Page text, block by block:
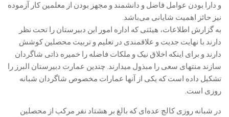
و دارا بودن عوامل فاضل و دانشمند و مجهز بودن از معلمین کار آزموده
نیز حائز اهمیت شایانی می‌باشد.
به گزارش اطلاعات، هیئتی که اداره امور این دبیرستان را تحت نظر
دارند با نهایت جدیت و علاقمندی در تعلیم و تربیت محصلین کوشش
دارند و برای اینکه اخلاق نیک و ملکات فاضله را خمیره ذاتی شاگردان
سازند منتهای سعی را مبذول میدارند. چندین عمارت دبیرستان البرز را
تشکیل داده است که یکی از آنها عمارات مخصوص شاگردان شبانه
روزی است.
در شبانه روزی کالج عده‌ای که بالغ بر هشتاد نفر مرکب از محصلین